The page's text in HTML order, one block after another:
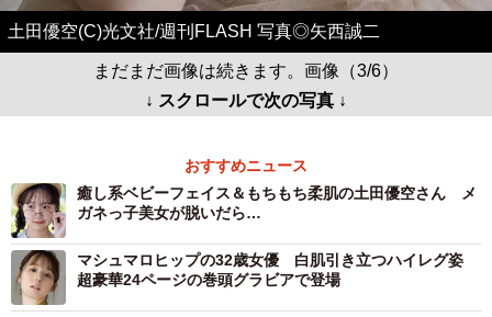
土田優空(C)光文社/週刊FLASH 写真◎矢西誠二
まだまだ画像は続きます。画像（3/6）
↓ スクロールで次の写真 ↓
おすすめニュース
癒し系ベビーフェイス＆もちもち柔肌の土田優空さん メ
ガネっ子美女が脱いだら…
マシュマロヒップの32歳女優 白肌引き立つハイレグ姿
超豪華24ページの巻頭グラビアで登場